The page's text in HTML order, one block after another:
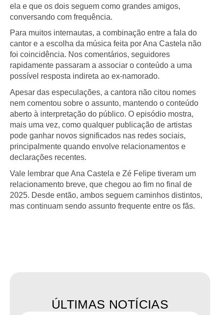
ela e que os dois seguem como grandes amigos,
conversando com frequência.
Para muitos internautas, a combinação entre a fala do
cantor e a escolha da música feita por Ana Castela não
foi coincidência. Nos comentários, seguidores
rapidamente passaram a associar o conteúdo a uma
possível resposta indireta ao ex-namorado.
Apesar das especulações, a cantora não citou nomes
nem comentou sobre o assunto, mantendo o conteúdo
aberto à interpretação do público. O episódio mostra,
mais uma vez, como qualquer publicação de artistas
pode ganhar novos significados nas redes sociais,
principalmente quando envolve relacionamentos e
declarações recentes.
Vale lembrar que Ana Castela e Zé Felipe tiveram um
relacionamento breve, que chegou ao fim no final de
2025. Desde então, ambos seguem caminhos distintos,
mas continuam sendo assunto frequente entre os fãs.
ÚLTIMAS NOTÍCIAS